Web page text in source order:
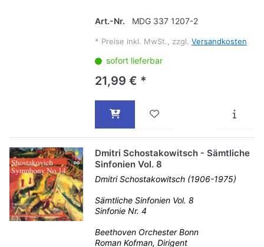
Art.-Nr. MDG 337 1207-2
* Preise inkl. MwSt., zzgl. Versandkosten
sofort lieferbar
21,99 € *
Dmitri Schostakowitsch - Sämtliche
Sinfonien Vol. 8
Dmitri Schostakowitsch (1906-1975)
Sämtliche Sinfonien Vol. 8
Sinfonie Nr. 4
Beethoven Orchester Bonn
Roman Kofman, Dirigent